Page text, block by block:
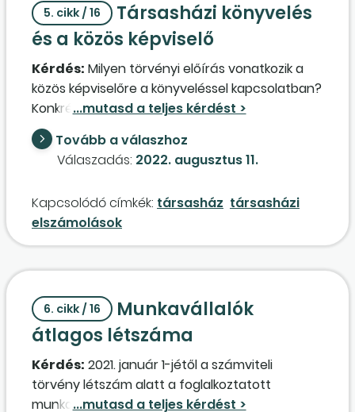
5. cikk / 16
Társasházi könyvelés
és a közös képviselő
Kérdés: Milyen törvényi előírás vonatkozik a
közös képviselőre a könyveléssel kapcsolatban?
Konkrétan, lehet-e még naplófőkönyvben
vezetni a társasház könyvelését, vagy csak
digitális formában (egy ház könyveléséről van
szó), esetleg valamilyen szoftvert szabad
több tízezer forintot állít be "professzionális
szoftver évenkénti frissítése" címen? (Amit
nem tud kezelni sem.) Nyilván egy naplófőkönyv
lényegesen olcsóbb lenne.
Tovább a válaszhoz
Válaszadás: 2022. augusztus 11.
Kapcsolódó címkék: társasház társasházi
elszámolások
6. cikk / 16
Munkavállalók
átlagos létszáma
Kérdés: 2021. január 1-jétől a számviteli
törvény létszám alatt a foglalkoztatott
munkavállalók átlagos létszáma